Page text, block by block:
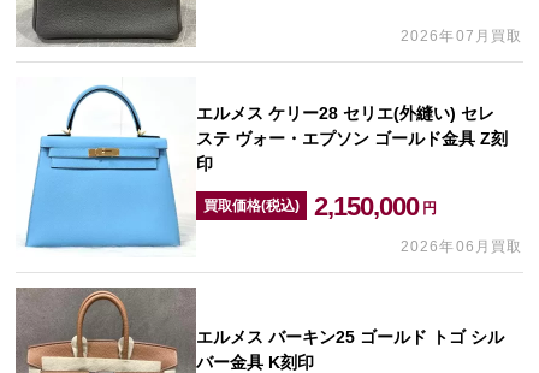
2026年07月買取
エルメス ケリー28 セリエ(外縫い) セレ
ステ ヴォー・エプソン ゴールド金具 Z刻
印
買取価格(税込) 2,150,000 円
2026年06月買取
エルメス バーキン25 ゴールド トゴ シル
バー金具 K刻印